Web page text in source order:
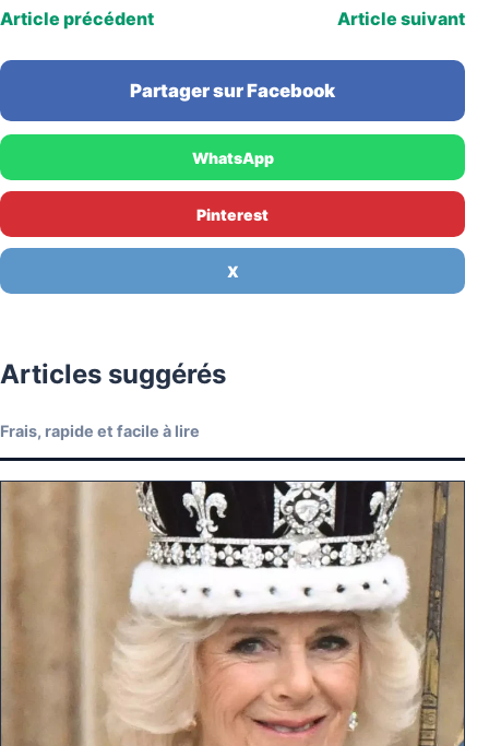
Article précédent Article suivant
Partager sur Facebook
WhatsApp
Pinterest
X
Articles suggérés
Frais, rapide et facile à lire